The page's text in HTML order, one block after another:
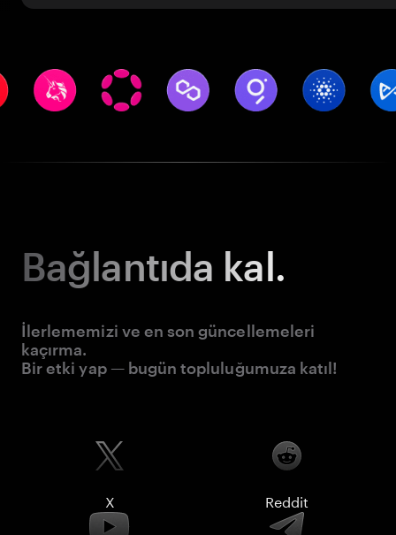
Bağlantıda kal.
İlerlememizi ve en son güncellemeleri
kaçırma.
Bir etki yap — bugün topluluğumuza katıl!
X Reddit